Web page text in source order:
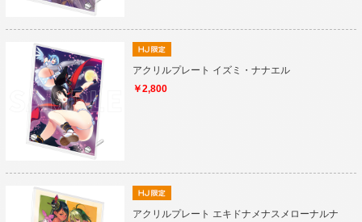
アクリルプレート イズミ・ナナエル
￥2,800
アクリルプレート エキドナメナスメローナルナ